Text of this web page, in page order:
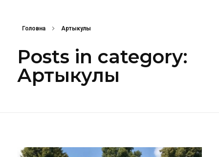
Головна Артыкулы
Posts in category:
Артыкулы